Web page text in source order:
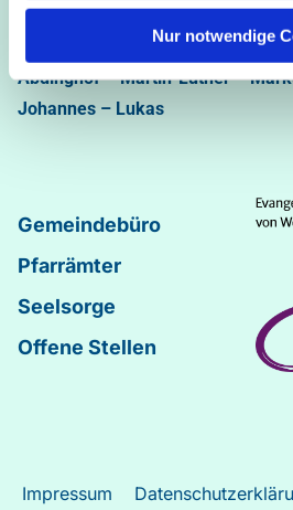
Nur notwendige
Bastfelder Weg 30 - 33098
05251/5002-32 und 5002-33
Abdinghof–Martin-Luther–
Johannes – Lukas
Gemeindebüro
Pfarrämter
Seelsorge
Offene Stellen
Impressum